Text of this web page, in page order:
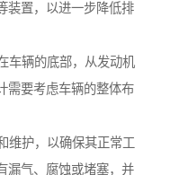
装置，以进一步降低排
车辆的底部，从发动机
需要考虑车辆的整体布
维护，以确保其正常工
漏气、腐蚀或堵塞，并